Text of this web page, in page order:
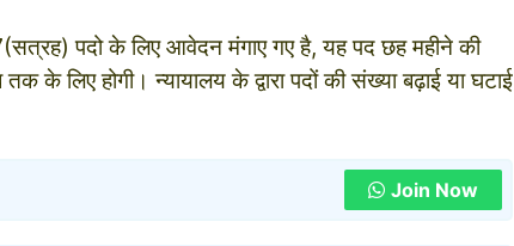
पदो के लिए आवेदन मंगाए गए है, यह पद छह महीने की
के लिए होगी। न्‍यायालय के द्वारा पदों की संख्‍या बढ़ाई या घटाई
Join Now